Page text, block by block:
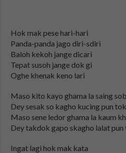
Hok mak pese hari-hari
Panda-panda jago diri-sdiri
Baloh kekoh jange dicari
Tepat susoh jange dok gi
Oghe khenak keno lari
Maso kito kayo ghama la saing
Dey sesak so kagho kucing pun
Maso sene ledor ghama la kaum
Dey takdok gapo skagho lalat pun
Ingat lagi hok mak kata